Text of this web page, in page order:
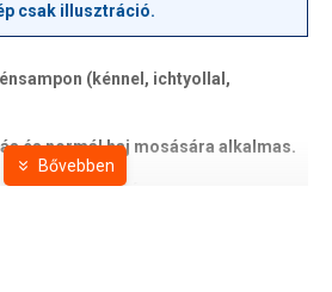
csak illusztráció.
(kénnel, ichtyollal,
és normál haj mosására alkalmas.
is használható.